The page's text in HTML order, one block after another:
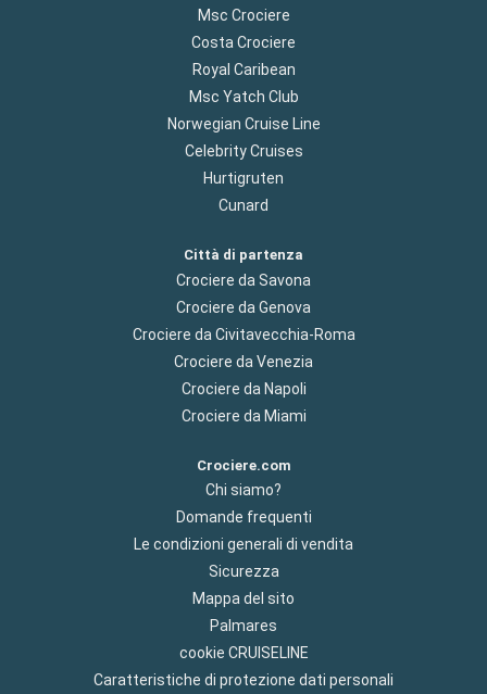
Msc Crociere
Costa Crociere
Royal Caribean
Msc Yatch Club
Norwegian Cruise Line
Celebrity Cruises
Hurtigruten
Cunard
Città di partenza
Crociere da Savona
Crociere da Genova
Crociere da Civitavecchia-Roma
Crociere da Venezia
Crociere da Napoli
Crociere da Miami
Crociere.com
Chi siamo?
Domande frequenti
Le condizioni generali di vendita
Sicurezza
Mappa del sito
Palmares
cookie CRUISELINE
Caratteristiche di protezione dati personali